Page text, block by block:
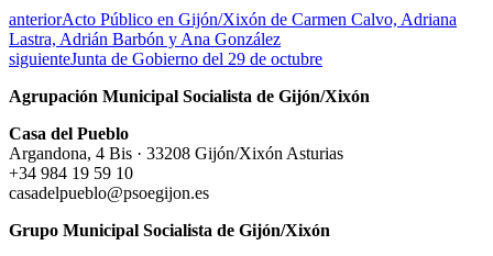
anteriorActo Público en Gijón/Xixón de Carmen Calvo, Adriana
Lastra, Adrián Barbón y Ana González
siguienteJunta de Gobierno del 29 de octubre
Agrupación Municipal Socialista de Gijón/Xixón
Casa del Pueblo
Argandona, 4 Bis · 33208 Gijón/Xixón Asturias
+34 984 19 59 10
casadelpueblo@psoegijon.es
Grupo Municipal Socialista de Gijón/Xixón